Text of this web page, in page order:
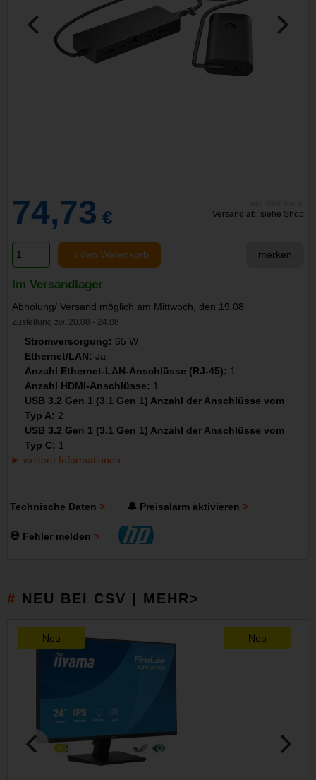
74,73 € Versand ab: siehe Shop
in den Warenkorb merken
Im Versandlager
Abholung/ Versand möglich am Mittwoch, den 19.08
Zustellung zw. 20.08 - 24.08
Stromversorgung: 65 W
Ethernet/LAN: Ja
Anzahl Ethernet-LAN-Anschlüsse (RJ-45): 1
Anzahl HDMI-Anschlüsse: 1
USB 3.2 Gen 1 (3.1 Gen 1) Anzahl der Anschlüsse vom
Typ A: 2
USB 3.2 Gen 1 (3.1 Gen 1) Anzahl der Anschlüsse vom
Typ C: 1
weitere Informationen
Technische Daten 🔔 Preisalarm aktivieren
💀 Fehler melden
NEU BEI CSV | MEHR>
Neu Neu